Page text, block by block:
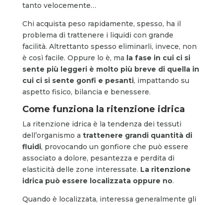
tanto velocemente…
Chi acquista peso rapidamente, spesso, ha il
problema di trattenere i liquidi con grande
facilità. Altrettanto spesso eliminarli, invece, non
è così facile. Oppure lo è, ma la fase in cui ci si
sente più leggeri è molto più breve di quella in
cui ci si sente gonfi e pesanti, impattando su
aspetto fisico, bilancia e benessere.
Come funziona la ritenzione idrica
La ritenzione idrica è la tendenza dei tessuti
dell’organismo a trattenere grandi quantità di
fluidi, provocando un gonfiore che può essere
associato a dolore, pesantezza e perdita di
elasticità delle zone interessate. La ritenzione
idrica può essere localizzata oppure no.
Quando è localizzata, interessa generalmente gli